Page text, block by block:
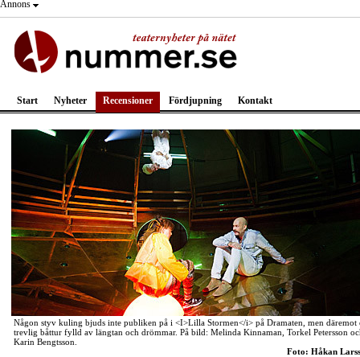
Annons
Start Nyheter Recensioner Fördjupning Kontakt
Någon styv kuling bjuds inte publiken på i <I>Lilla Stormen</i> på Dramaten, men däremot
trevlig båttur fylld av längtan och drömmar. På bild: Melinda Kinnaman, Torkel Petersson
Karin Bengtsson.
Foto: Håkan